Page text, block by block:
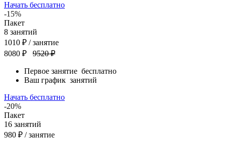
Начать бесплатно
-15%
Пакет
8 занятий
1010 ₽ / занятие
8080 ₽
9520 ₽
Первое занятие бесплатно
Ваш график занятий
Начать бесплатно
-20%
Пакет
16 занятий
980 ₽ / занятие